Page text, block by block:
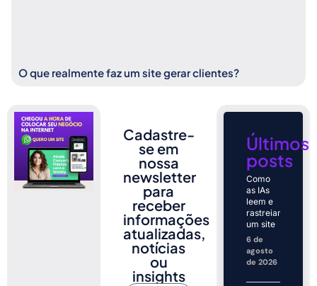
O que realmente faz um site gerar clientes?
Cadastre-
se em
nossa
newsletter
para
receber
informações
atualizadas,
notícias
ou
insights
Últimos
posts
Como
as IAs
leem e
rastreiam
um site
6 de
agosto
de 2026